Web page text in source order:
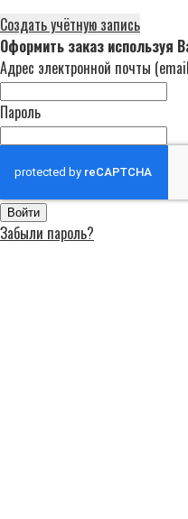
Создать учётную запись
Оформить заказ используя
Адрес электронной почты
Пароль
Войти
Забыли пароль?